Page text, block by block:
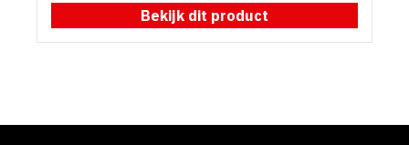
Bekijk dit product